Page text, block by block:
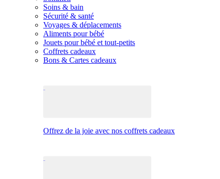
Soins & bain
Sécurité & santé
Voyages & déplacements
Aliments pour bébé
Jouets pour bébé et tout-petits
Coffrets cadeaux
Bons & Cartes cadeaux
Offrez de la joie avec nos coffrets cadeaux